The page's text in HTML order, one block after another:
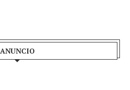
ANUNCIO